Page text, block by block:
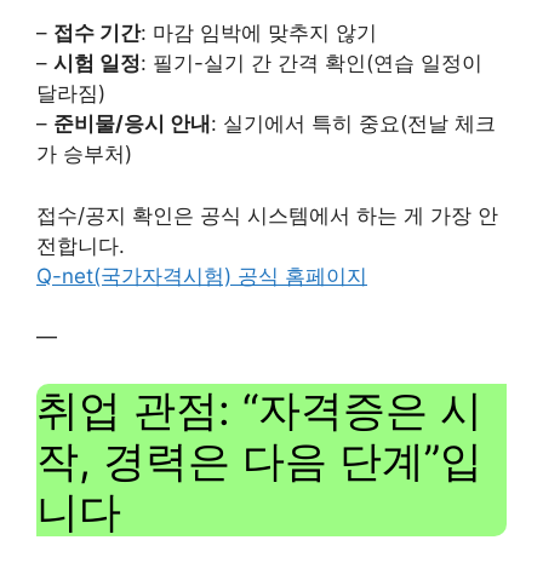
– 접수 기간: 마감 임박에 맞추지 않기
– 시험 일정: 필기-실기 간 간격 확인(연습 일정이
달라짐)
– 준비물/응시 안내 : 실기에서 특히 중요(전날 체크
가 승부처)
접수/공지 확인은 공식 시스템에서 하는 게 가장 안
전합니다.
Q-net(국가자격시험) 공식 홈페이지
—
취업 관점: “자격증은 시
작, 경력은 다음 단계”입
니다